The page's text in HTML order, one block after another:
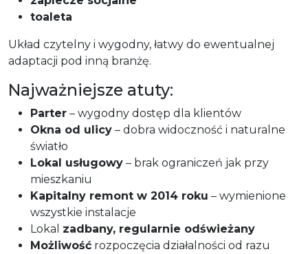
toaleta
Układ czytelny i wygodny, łatwy do ewentualnej
adaptacji pod inną branżę.
Najważniejsze atuty:
Parter – wygodny dostęp dla klientów
Okna od ulicy – dobra widoczność i naturalne
światło
Lokal usługowy – brak ograniczeń jak przy
mieszkaniu
Kapitalny remont w 2014 roku – wymienione
wszystkie instalacje
Lokal zadbany, regularnie odświeżany
Możliwość rozpoczęcia działalności od razu